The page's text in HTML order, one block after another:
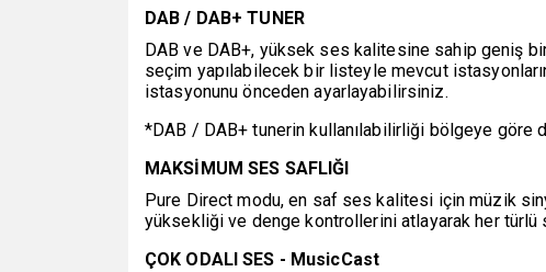
DAB / DAB+ TUNER
DAB ve DAB+, yüksek ses kalitesine sahip geniş bir
seçim yapılabilecek bir listeyle mevcut
istasyonunu önceden ayarlayabilirsiniz.
*DAB / DAB+ tunerin kullanılabilirliği bölgeye göre
MAKSİMUM SES SAFLIĞI
Pure Direct modu, en saf ses kalitesi için müzik
yüksekliği ve denge kontrollerini atlayarak her türlü
ÇOK ODALI SES - MusicCast